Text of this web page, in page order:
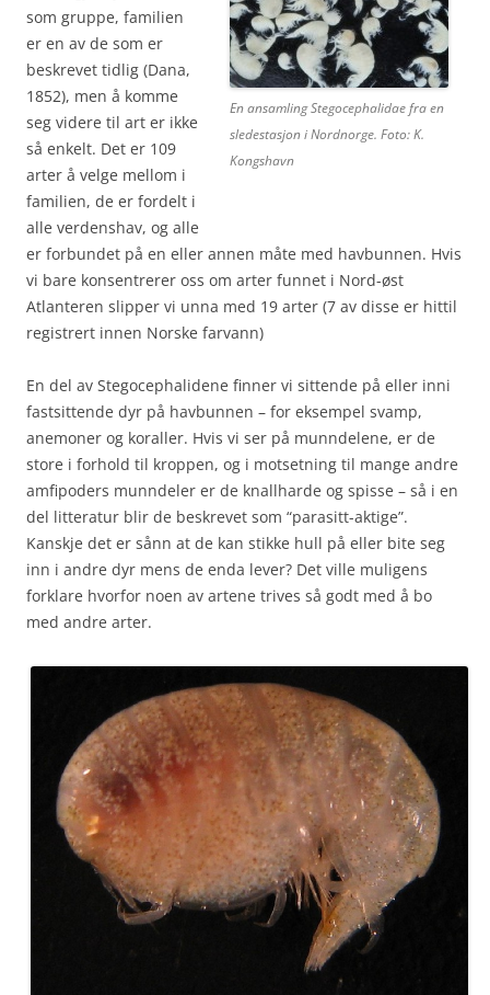
En ansamling Stegocephalidae fra en
sledestasjon i Nordnorge. Foto: K.
Kongshavn
som gruppe, familien
er en av de som er
beskrevet tidlig (Dana,
1852), men å komme
seg videre til art er ikke
så enkelt. Det er 109
arter å velge mellom i
familien, de er fordelt i
alle verdenshav, og alle
er forbundet på en eller annen måte med havbunnen. Hvis
vi bare konsentrerer oss om arter funnet i Nord-øst
Atlanteren slipper vi unna med 19 arter (7 av disse er hittil
registrert innen Norske farvann)
En del av Stegocephalidene finner vi sittende på eller inni
fastsittende dyr på havbunnen – for eksempel svamp,
anemoner og koraller. Hvis vi ser på munndelene, er de
store i forhold til kroppen, og i motsetning til mange andre
amfipoders munndeler er de knallharde og spisse – så i en
del litteratur blir de beskrevet som “parasitt-aktige”.
Kanskje det er sånn at de kan stikke hull på eller bite seg
inn i andre dyr mens de enda lever? Det ville muligens
forklare hvorfor noen av artene trives så godt med å bo
med andre arter.